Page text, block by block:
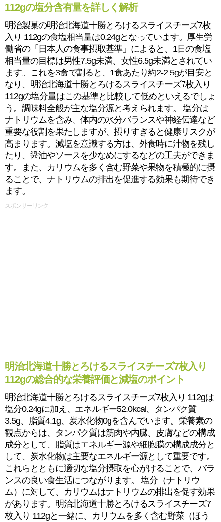
112gの塩分含有量を詳しく解析
明治製菓の明治北海道十勝とろけるスライスチーズ7枚
入り 112gの食塩相当量は0.24gとなっています。厚生労
働省の「日本人の食事摂取基準」によると、1日の食塩
相当量の目標は男性7.5g未満、女性6.5g未満とされてい
ます。これを3食で割ると、1食あたり約2-2.5gが目安と
なり、明治北海道十勝とろけるスライスチーズ7枚入り
112gの塩分量はこの基準と比較して低めといえるでしょ
う。調味料全般が主な塩分源と考えられます。 塩分は
ナトリウムを含み、体内の水分バランスや神経伝達など
重要な役割を果たしますが、摂りすぎると健康リスクが
高まります。減塩を意識する方は、外食時に汁物を残し
たり、醤油やソースを少なめにするなどの工夫ができま
す。また、カリウムを多く含む野菜や果物を積極的に摂
ることで、ナトリウムの排出を促進する効果も期待でき
ます。
スポンサーリンク
明治北海道十勝とろけるスライスチーズ7枚入り
112gの総合的な栄養評価と減塩のポイント
明治北海道十勝とろけるスライスチーズ7枚入り 112gは
塩分0.24gに加え、エネルギー52.0kcal、タンパク質
3.5g、脂質4.1g、炭水化物0gを含んでいます。栄養素の
観点からは、タンパク質は筋肉や内臓、皮膚などの構成
成分として、脂質はエネルギー源や細胞膜の構成成分と
して、炭水化物は主要なエネルギー源として重要です。
これらとともに適切な塩分摂取を心がけることで、バラ
ンスの良い食生活につながります。 塩分（ナトリウ
ム）に対して、カリウムはナトリウムの排出を促す効果
があります。明治北海道十勝とろけるスライスチーズ7
枚入り 112gと一緒に、カリウムを多く含む野菜（ほう